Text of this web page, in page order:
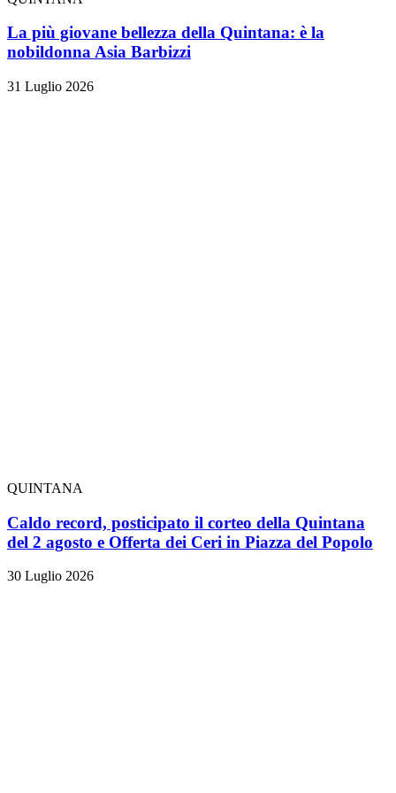
La più giovane bellezza della Quintana: è la
nobildonna Asia Barbizzi
31 Luglio 2026
QUINTANA
Caldo record, posticipato il corteo della Quintana
del 2 agosto e Offerta dei Ceri in Piazza del Popolo
30 Luglio 2026